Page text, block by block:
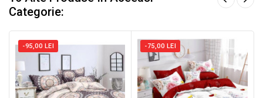
Categorie:
-95,00 LEI -75,00 LEI